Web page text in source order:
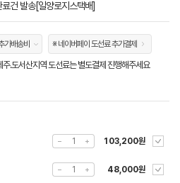
건 발송[일양로지스택배]
가배송비 ※ 네이버페이 도선료 추가결제
주.도서산지역 도선료는 별도결제 진행해주세요
103,200원
48,000원